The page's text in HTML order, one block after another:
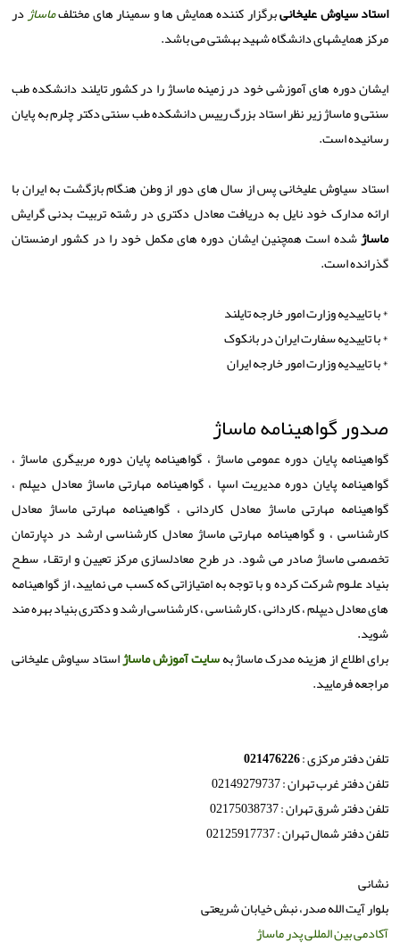
استاد سیاوش علیخانیبرگزار کننده همایش ها و سمینار های مختلفماساژدر
مرکز همایشهای دانشگاه شهید بهشتی می باشد.
ایشان دوره های آموزشی خود در زمینه ماساژ را در کشور تایلند دانشکده طب
سنتی و ماساژ زیر نظر استاد بزرگ رییس دانشکده طب سنتی دکتر چلرم به پایان
رسانیده است.
استاد سیاوش علیخانی پس از سال های دور از وطن هنگام بازگشت به ایران با
ارائه مدارک خود نایل به دریافت معادل دکتری در رشته تربیت بدنی گرایش
ماساژشده است همچنین ایشان دوره های مکمل خود را در کشور ارمنستان
گذرانده است.
* با تاییدیه وزارت امور خارجه تایلند
* با تاییدیه سفارت ایران در بانکوک
* با تاییدیه وزارت امور خارجه ایران
صدور گواهینامه ماساژ
گواهینامه پایان دوره عمومی ماساژ ، گواهینامه پایان دوره مربیگری ماساژ ،
گواهینامه پایان دوره مدیریت اسپا ، گواهینامه مهارتی ماساژ معادل دیپلم ،
گواهینامه مهارتی ماساژ معادل کاردانی ، گواهینامه مهارتی ماساژ معادل
کارشناسی ، و گواهینامه مهارتی ماساژ معادل کارشناسی ارشد در دپارتمان
تخصصی ماساژ صادر می شود. در طرح معادلسازی مركز تعيين و ارتقـاء سطـح
بنياد علـوم شركت كرده و با توجه به امتيازاتی كه كسب می نماييد، از گواهينامه
های معادل ديپلم ، كاردانی ، كارشناسی ، كارشناسی ارشد و دكتری بنياد بهره مند
شويد.
برای اطلاع از هزینه مدرک ماساژ بهسایت آموزش ماساژاستاد سیاوش علیخانی
مراجعه فرمایید.
تلفن دفتر مرکزی :021476226
تلفن دفتر غرب تهران : 02149279737
تلفن دفتر شرق تهران : 02175038737
تلفن دفتر شمال تهران : 02125917737
نشانی
بلوار آیت الله صدر، نبش خیابان شریعتی
آکادمی بین المللی پدر ماساژ